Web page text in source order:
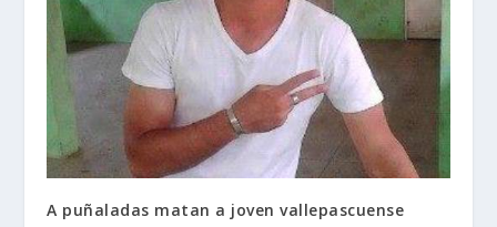
A puñaladas matan a joven vallepascuense